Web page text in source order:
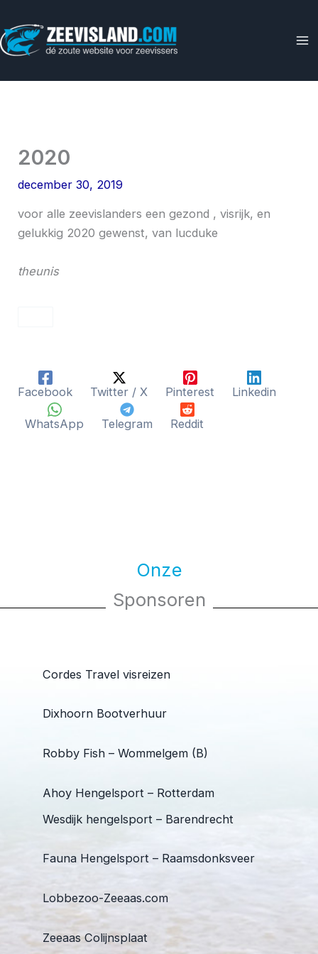
naar
de
2020
december 30, 2019
voor alle zeevislanders een gezond , visrijk, en
gelukkig 2020 gewenst, van lucduke
theunis
Facebook Twitter / X Pinterest Linkedin
WhatsApp Telegram Reddit
Onze
Sponsoren
Cordes Travel visreizen
Dixhoorn Bootverhuur
Robby Fish – Wommelgem (B)
Ahoy Hengelsport – Rotterdam
Wesdijk hengelsport – Barendrecht
Fauna Hengelsport – Raamsdonksveer
Lobbezoo-Zeeaas.com
Zeeaas Colijnsplaat